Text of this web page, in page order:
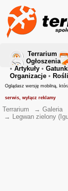
Terrarium
Ogłoszenia
• Artykuły •
Organizacje •
Oglądasz wersję mobilną,
serwis, wyłącz reklamy
Terrarium → Galeria
→ Legwan zielony